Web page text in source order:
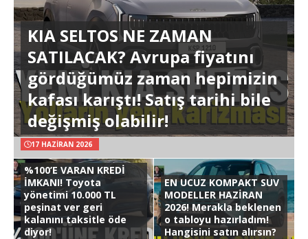
KIA SELTOS NE ZAMAN
SATILACAK? Avrupa fiyatını
gördüğümüz zaman hepimizin
kafası karıştı! Satış tarihi bile
değişmiş olabilir!
17 HAZIRAN 2026
%100’E VARAN KREDİ
İMKANI! Toyota
yönetimi 10.000 TL
peşinat ver geri
kalanını taksitle öde
diyor!
EN UCUZ KOMPAKT SUV
MODELLER HAZİRAN
2026! Merakla beklenen
o tabloyu hazırladım!
Hangisini satın alırsın?